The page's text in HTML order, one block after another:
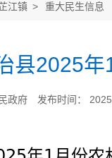
江镇 > 重大民生信息
县2025
政府 发布时间：